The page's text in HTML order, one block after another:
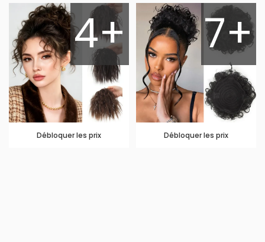
4+
Débloquer les prix
7+
Débloquer les prix